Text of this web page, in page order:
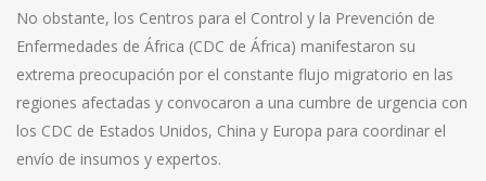
No obstante, los Centros para el Control y la Prevención de
Enfermedades de África (CDC de África) manifestaron su
extrema preocupación por el constante flujo migratorio en las
regiones afectadas y convocaron a una cumbre de urgencia con
los CDC de Estados Unidos, China y Europa para coordinar el
envío de insumos y expertos.